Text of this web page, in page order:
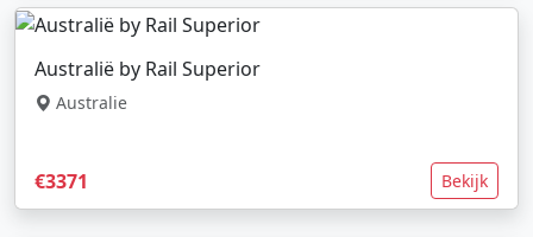
Australië by Rail Superior
Australie
€3371 Bekijk